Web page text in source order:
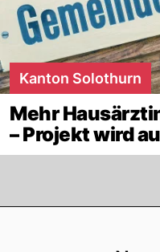
Kanton Solothurn
Mehr
– Projekt wird